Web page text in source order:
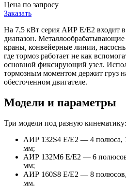
Цена по запросу
Заказать
На 7,5 кВт серия АИР Е/Е2 входит
диапазон.
краны, конвейерные линии,
где тормоз работает не как
основной фиксирующий узел.
тормозным моментом держит груз
обесточенном двигателе.
Модели и параметры
Три модели под разную кинематику:
АИР 132S4 Е/Е2 — 4 полюса,
мм;
АИР 132М6 Е/Е2 — 6
мм;
АИР 160S8 Е/Е2 — 8 полюсов,
мм.